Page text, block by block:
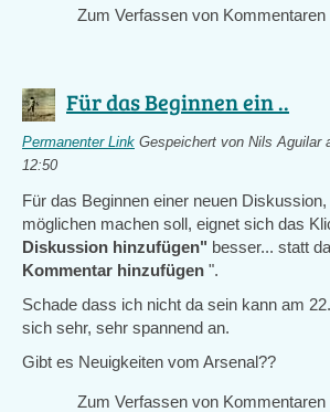
Zum Verfassen von Kommentaren
Für das Beginnen ein ..
Permanenter Link Gespeichert von Nils Aguilar
12:50
Für das Beginnen einer neuen
möglichen machen soll, eignet sich das
Diskussion hinzufügen" besser... statt
Kommentar hinzufügen ".
Schade dass ich nicht da sein kann am
sich sehr, sehr spannend an.
Gibt es Neuigkeiten vom Arsenal??
Zum Verfassen von Kommentaren